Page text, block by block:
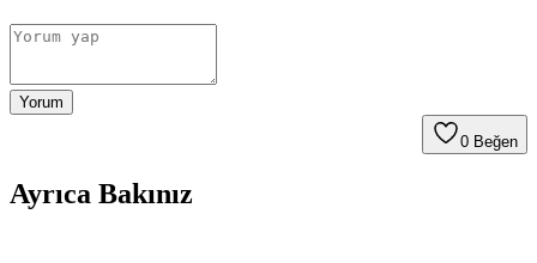
Yorum
0 Beğen
Ayrıca Bakınız